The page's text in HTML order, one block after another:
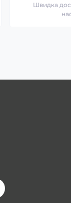
Швидка